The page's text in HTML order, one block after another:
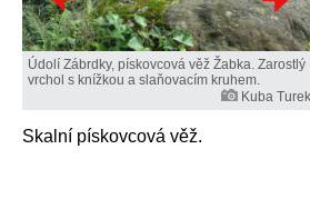
Údolí Zábrdky, pískovcová věž Žabka. Zarostlý
vrchol s knížkou a slaňovacím kruhem.
Kuba Turek
Skalní pískovcová věž.